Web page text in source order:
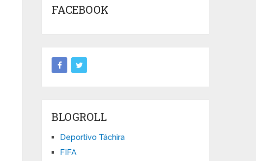
FACEBOOK
BLOGROLL
Deportivo Táchira
FIFA